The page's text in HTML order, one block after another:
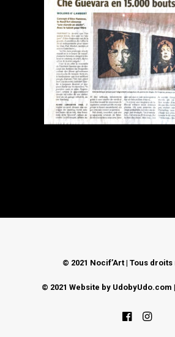
PRESSES
EXPOSITIONS
CONTACT
© 2021 Nocif’Art | Tous
© 2021 Website by UdobyUdo.com